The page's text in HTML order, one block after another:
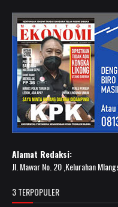
Alamat Redaksi:
Jl. Mawar No. 20 ,Kelurahan
3 TERPOPULER